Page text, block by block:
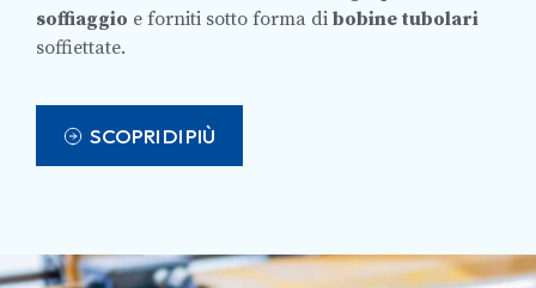
soffiaggio e forniti sotto forma di bobine tubolari
soffiettate.
SCOPRI DI PIÙ